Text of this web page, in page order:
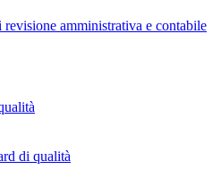
amministrativa e contabile
di qualità